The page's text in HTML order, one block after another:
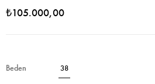
₺105.000,00
Beden 38